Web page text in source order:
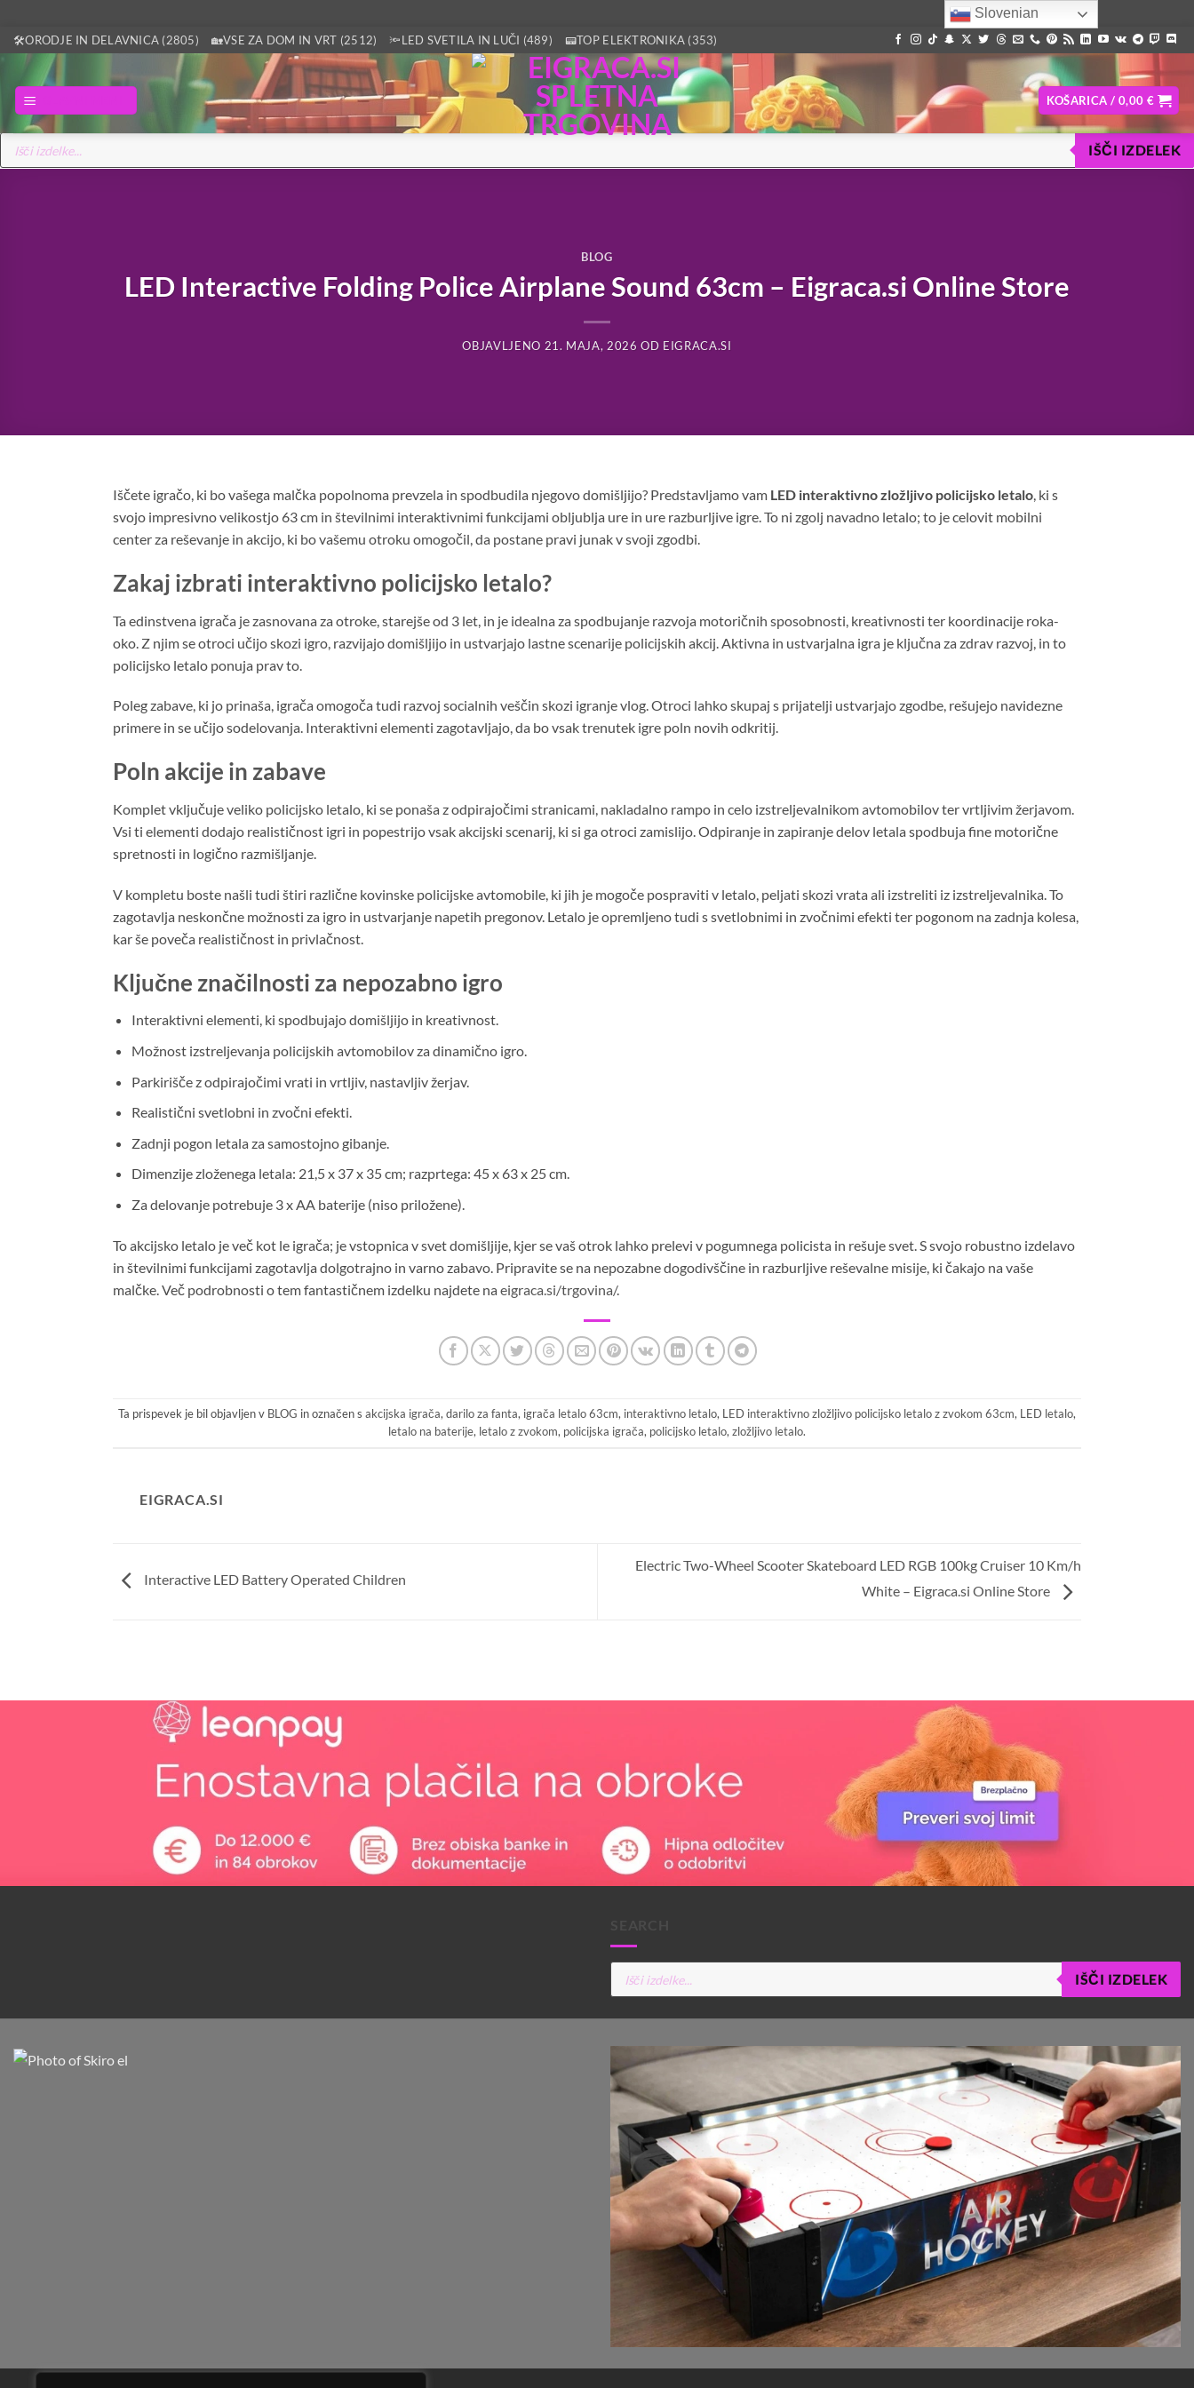
Skoči
na
vsebino
🛠️ORODJE IN DELAVNICA (2805) 🏡VSE ZA DOM IN VRT (2512) 🔦LED SVETILA IN LUČI (489) 📟TOP ELEKTRONIKA (353)
KOŠARICA / 0,00 €
Products
search
IŠČI IZDELEK
BLOG
LED Interactive Folding Police Airplane Sound 63cm – Eigraca.si Online Store
OBJAVLJENO 21. MAJA, 2026 OD EIGRACA.SI
Iščete igračo, ki bo vašega malčka popolnoma prevzela in spodbudila njegovo domišljijo? Predstavljamo vam LED interaktivno zložljivo policijsko letalo, ki s
svojo impresivno velikostjo 63 cm in številnimi interaktivnimi funkcijami obljublja ure in ure razburljive igre. To ni zgolj navadno letalo; to je celovit mobilni
center za reševanje in akcijo, ki bo vašemu otroku omogočil, da postane pravi junak v svoji zgodbi.
Zakaj izbrati interaktivno policijsko letalo?
Ta edinstvena igrača je zasnovana za otroke, starejše od 3 let, in je idealna za spodbujanje razvoja motoričnih sposobnosti, kreativnosti ter koordinacije roka-
oko. Z njim se otroci učijo skozi igro, razvijajo domišljijo in ustvarjajo lastne scenarije policijskih akcij. Aktivna in ustvarjalna igra je ključna za zdrav razvoj, in to
policijsko letalo ponuja prav to.
Poleg zabave, ki jo prinaša, igrača omogoča tudi razvoj socialnih veščin skozi igranje vlog. Otroci lahko skupaj s prijatelji ustvarjajo zgodbe, rešujejo navidezne
primere in se učijo sodelovanja. Interaktivni elementi zagotavljajo, da bo vsak trenutek igre poln novih odkritij.
Poln akcije in zabave
Komplet vključuje veliko policijsko letalo, ki se ponaša z odpirajočimi stranicami, nakladalno rampo in celo izstreljevalnikom avtomobilov ter vrtljivim žerjavom.
Vsi ti elementi dodajo realističnost igri in popestrijo vsak akcijski scenarij, ki si ga otroci zamislijo. Odpiranje in zapiranje delov letala spodbuja fine motorične
spretnosti in logično razmišljanje.
V kompletu boste našli tudi štiri različne kovinske policijske avtomobile, ki jih je mogoče pospraviti v letalo, peljati skozi vrata ali izstreliti iz izstreljevalnika. To
zagotavlja neskončne možnosti za igro in ustvarjanje napetih pregonov. Letalo je opremljeno tudi s svetlobnimi in zvočnimi efekti ter pogonom na zadnja kolesa,
kar še poveča realističnost in privlačnost.
Ključne značilnosti za nepozabno igro
Interaktivni elementi, ki spodbujajo domišljijo in kreativnost.
Možnost izstreljevanja policijskih avtomobilov za dinamično igro.
Parkirišče z odpirajočimi vrati in vrtljiv, nastavljiv žerjav.
Realistični svetlobni in zvočni efekti.
Zadnji pogon letala za samostojno gibanje.
Dimenzije zloženega letala: 21,5 x 37 x 35 cm; razprtega: 45 x 63 x 25 cm.
Za delovanje potrebuje 3 x AA baterije (niso priložene).
To akcijsko letalo je več kot le igrača; je vstopnica v svet domišljije, kjer se vaš otrok lahko prelevi v pogumnega policista in rešuje svet. S svojo robustno izdelavo
in številnimi funkcijami zagotavlja dolgotrajno in varno zabavo. Pripravite se na nepozabne dogodivščine in razburljive reševalne misije, ki čakajo na vaše
malčke. Več podrobnosti o tem fantastičnem izdelku najdete na eigraca.si/trgovina/.
Ta prispevek je bil objavljen v BLOG in označen s akcijska igrača, darilo za fanta, igrača letalo 63cm, interaktivno letalo, LED interaktivno zložljivo policijsko letalo z zvokom 63cm, LED letalo,
letalo na baterije, letalo z zvokom, policijska igrača, policijsko letalo, zložljivo letalo.
EIGRACA.SI
Interactive LED Battery Operated Children
Electric Two-Wheel Scooter Skateboard LED RGB 100kg Cruiser 10 Km/h
White – Eigraca.si Online Store
Products
search
IŠČI IZDELEK
Slovenian